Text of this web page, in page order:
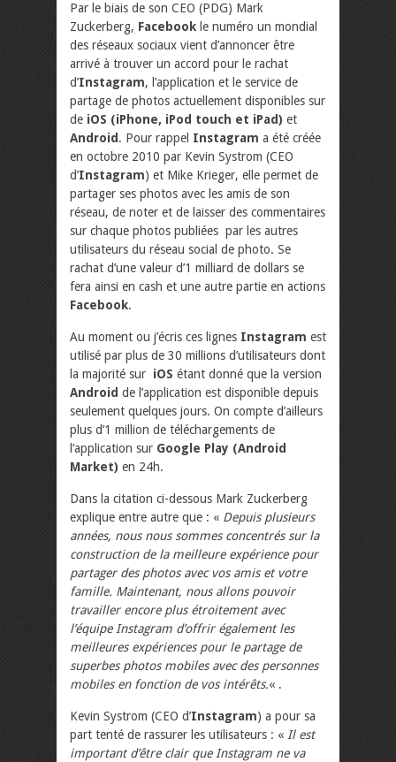
Par le biais de son CEO (PDG) Mark
Zuckerberg, Facebook le numéro un mondial
des réseaux sociaux vient d’annoncer être
arrivé à trouver un accord pour le rachat
d’Instagram, l’application et le service de
partage de photos actuellement disponibles sur
de iOS (iPhone, iPod touch et iPad) et
Android . Pour rappel Instagram a été créée
en octobre 2010 par Kevin Systrom (CEO
d’Instagram) et Mike Krieger, elle permet de
partager ses photos avec les amis de son
réseau, de noter et de laisser des commentaires
sur chaque photos publiées par les autres
utilisateurs du réseau social de photo. Se
rachat d’une valeur d’1 milliard de dollars se
fera ainsi en cash et une autre partie en actions
Facebook.
Au moment ou j’écris ces lignes Instagram est
utilisé par plus de 30 millions d’utilisateurs dont
la majorité sur iOS étant donné que la version
Android de l’application est disponible depuis
seulement quelques jours. On compte d’ailleurs
plus d’1 million de téléchargements de
l’application sur Google Play (Android
Market) en 24h.
Dans la citation ci-dessous Mark Zuckerberg
explique entre autre que : « Depuis plusieurs
années, nous nous sommes concentrés sur la
construction de la meilleure expérience pour
partager des photos avec vos amis et votre
famille. Maintenant, nous allons pouvoir
travailler encore plus étroitement avec
l’équipe Instagram d’offrir également les
meilleures expériences pour le partage de
superbes photos mobiles avec des personnes
mobiles en fonction de vos intérêts.« .
Kevin Systrom (CEO d’Instagram) a pour sa
part tenté de rassurer les utilisateurs : « Il est
important d’être clair que Instagram ne va